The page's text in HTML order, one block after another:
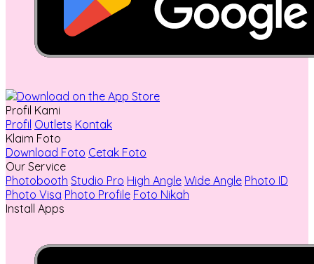
Profil Kami
Profil Outlets Kontak
Klaim Foto
Download Foto Cetak Foto
Our Service
Photobooth Studio Pro High Angle Wide Angle Photo ID
Photo Visa Photo Profile Foto Nikah
Install Apps